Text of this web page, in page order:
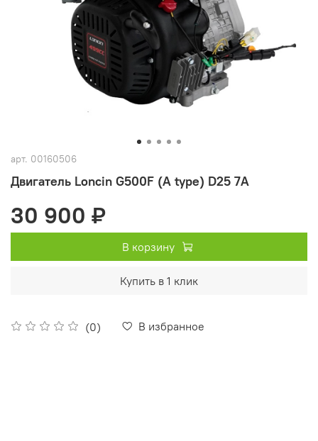
арт. 00160506
Двигатель Loncin G500F (A type) D25 7А
(0) В избранное
30 900 ₽
В корзину
Купить в 1 клик